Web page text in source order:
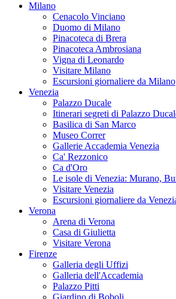
Milano
Cenacolo Vinciano
Duomo di Milano
Pinacoteca di Brera
Pinacoteca Ambrosiana
Vigna di Leonardo
Visitare Milano
Escursioni giornaliere da Milano
Venezia
Palazzo Ducale
Itinerari segreti di Palazzo
Basilica di San Marco
Museo Correr
Gallerie Accademia Venezia
Ca' Rezzonico
Ca d'Oro
Le isole di Venezia: Murano,
Visitare Venezia
Escursioni giornaliere da
Verona
Arena di Verona
Casa di Giulietta
Visitare Verona
Firenze
Galleria degli Uffizi
Galleria dell'Accademia
Palazzo Pitti
Giardino di Boboli